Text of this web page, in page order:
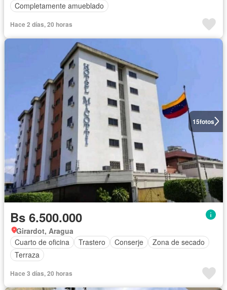
Completamente amueblado
Hace 2 días, 20 horas
15fotos
Bs 6.500.000
Girardot, Aragua
Cuarto de oficina
Trastero Conserje
Zona de secado
Terraza
Hace 3 días, 20 horas